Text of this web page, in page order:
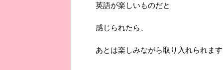
英語が楽しいものだと
感じられたら、
あとは楽しみながら取り入れられま